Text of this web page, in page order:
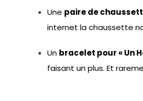
Une paire de
internet la chaussette
Un bracelet pour « Un
faisant un plus. Et